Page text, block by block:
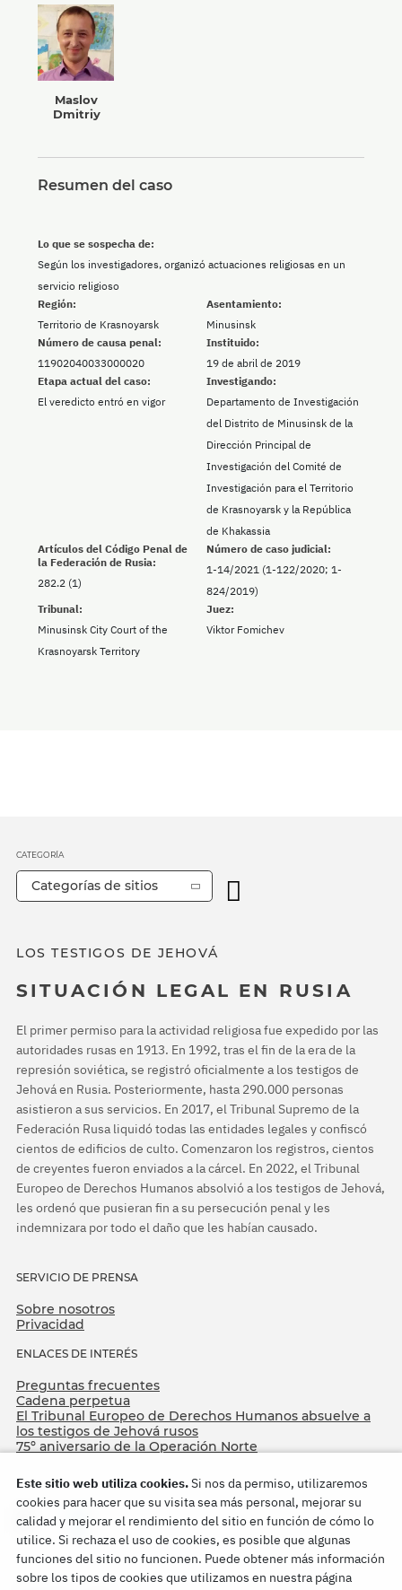
Maslov
Dmitriy
Resumen del caso
Región:
Territorio de Krasnoyarsk
Asentamiento:
Minusinsk
Lo que se sospecha de:
Según los investigadores, organizó actuaciones religiosas en un
servicio religioso
Número de causa penal:
11902040033000020
Instituido:
19 de abril de 2019
Etapa actual del caso:
El veredicto entró en vigor
Investigando:
Departamento de Investigación
del Distrito de Minusinsk de la
Dirección Principal de
Investigación del Comité de
Investigación para el Territorio
de Krasnoyarsk y la República
de Khakassia
Artículos del Código Penal de
la Federación de Rusia:
282.2 (1)
Número de caso judicial:
1-14/2021 (1-122/2020; 1-
824/2019)
Tribunal:
Minusinsk City Court of the
Krasnoyarsk Territory
Juez:
Viktor Fomichev
LOS TESTIGOS DE JEHOVÁ
SITUACIÓN LEGAL EN RUSIA
El primer permiso para la actividad religiosa fue expedido por las
autoridades rusas en 1913. En 1992, tras el fin de la era de la
represión soviética, se registró oficialmente a los testigos de
Jehová en Rusia. Posteriormente, hasta 290.000 personas
asistieron a sus servicios. En 2017, el Tribunal Supremo de la
Federación Rusa liquidó todas las entidades legales y confiscó
cientos de edificios de culto. Comenzaron los registros, cientos
de creyentes fueron enviados a la cárcel. En 2022, el Tribunal
Europeo de Derechos Humanos absolvió a los testigos de Jehová,
les ordenó que pusieran fin a su persecución penal y les
indemnizara por todo el daño que les habían causado.
SERVICIO DE PRENSA
Sobre nosotros
Privacidad
ENLACES DE INTERÉS
Preguntas frecuentes
Cadena perpetua
El Tribunal Europeo de Derechos Humanos absuelve a
los testigos de Jehová rusos
75º aniversario de la Operación Norte
CATEGORÍA
Categorías de sitios
Este sitio web utiliza cookies.Si nos da permiso, utilizaremos
cookies para hacer que su visita sea más personal, mejorar su
calidad y mejorar el rendimiento del sitio en función de cómo lo
utilice. Si rechaza el uso de cookies, es posible que algunas
funciones del sitio no funcionen. Puede obtener más información
sobre los tipos de cookies que utilizamos en nuestra página